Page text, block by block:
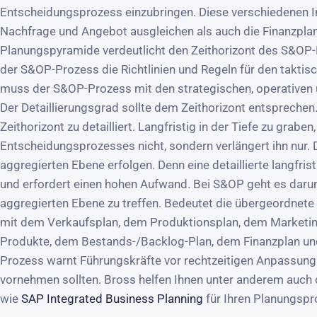
Entscheidungsprozess einzubringen. Diese
Nachfrage und Angebot ausgleichen als auch die
Planungspyramide verdeutlicht den Zeithorizont des
der S&OP-Prozess die Richtlinien und Regeln für den
muss der S&OP-Prozess mit den strategischen,
Der Detaillierungsgrad sollte dem Zeithorizont
Zeithorizont zu detailliert. Langfristig in der Tiefe zu
Entscheidungsprozesses nicht, sondern verlängert ihn
aggregierten Ebene erfolgen. Denn eine detaillierte
und erfordert einen hohen Aufwand. Bei S&OP geht es
aggregierten Ebene zu treffen. Bedeutet die
mit dem Verkaufsplan, dem Produktionsplan, dem
Produkte, dem Bestands-/Backlog-Plan, dem Finanzplan
Prozess warnt Führungskräfte vor rechtzeitigen
vornehmen sollten. Bross helfen Ihnen unter anderem
wie SAP Integrated Business Planning für Ihren